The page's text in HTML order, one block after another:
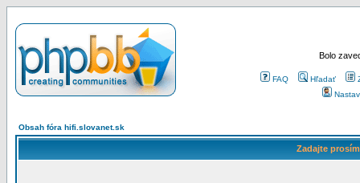
Bolo
FAQ Hľadať
Obsah fóra hifi.slovanet.sk
Zadajte